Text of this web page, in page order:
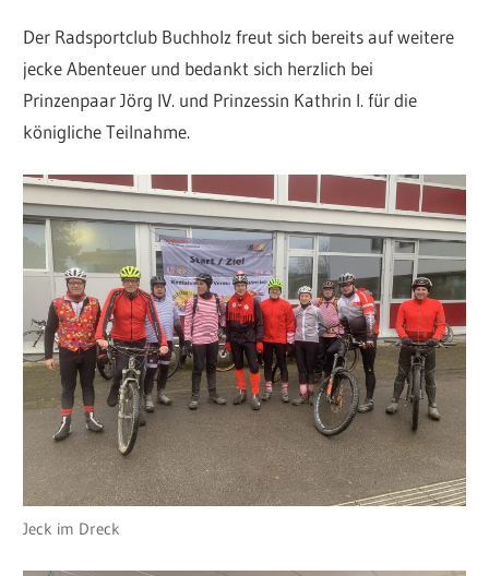
Der Radsportclub Buchholz freut sich bereits auf weitere
jecke Abenteuer und bedankt sich herzlich bei
Prinzenpaar Jörg IV. und Prinzessin Kathrin I. für die
königliche Teilnahme.
Jeck im Dreck